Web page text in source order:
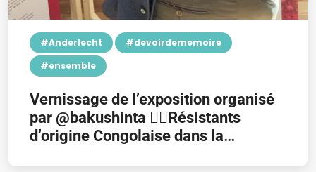
#Anderlecht
#devoirdememoire
#ensemble
Vernissage de l’exposition organisé
par @bakushinta 👉🏿Résistants
d’origine Congolaise dans la